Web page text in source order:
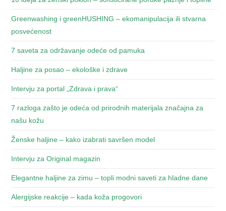
Greenwashing i greenHUSHING – ekomanipulacija ili stvarna
posvećenost
7 saveta za održavanje odeće od pamuka
Haljine za posao – ekološke i zdrave
Intervju za portal „Zdrava i prava“
7 razloga zašto je odeća od prirodnih materijala značajna za
našu kožu
Ženske haljine – kako izabrati savršen model
Intervju za Original magazin
Elegantne haljine za zimu – topli modni saveti za hladne dane
Alergijske reakcije – kada koža progovori